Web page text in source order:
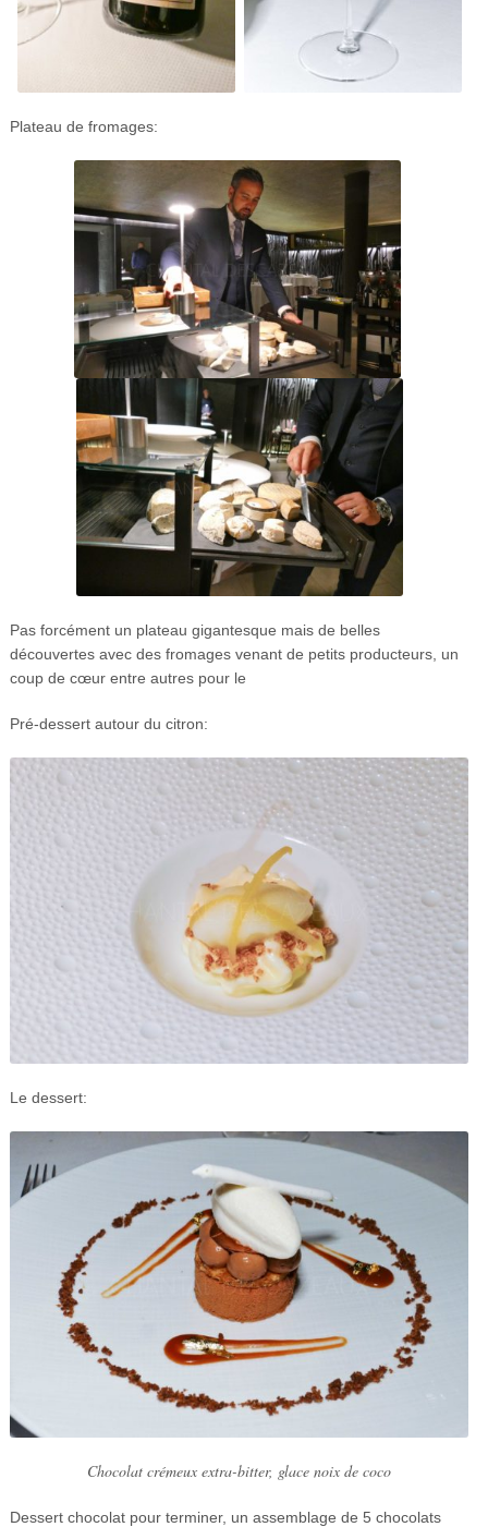
Plateau de fromages:
Pas forcément un plateau gigantesque mais de belles
découvertes avec des fromages venant de petits producteurs, un
coup de cœur entre autres pour le
Pré-dessert autour du citron:
Le dessert:
Chocolat crémeux extra-bitter, glace noix de coco
Dessert chocolat pour terminer, un assemblage de 5 chocolats